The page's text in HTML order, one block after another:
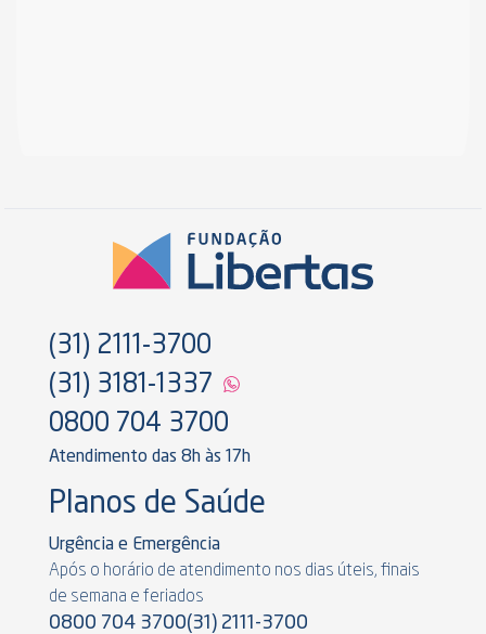
(31) 2111-3700
(31) 3181-1337
0800 704 3700
Atendimento das 8h às 17h
Planos de Saúde
Urgência e Emergência
Após o horário de atendimento nos dias úteis, finais
de semana e feriados
0800 704 3700(31) 2111-3700